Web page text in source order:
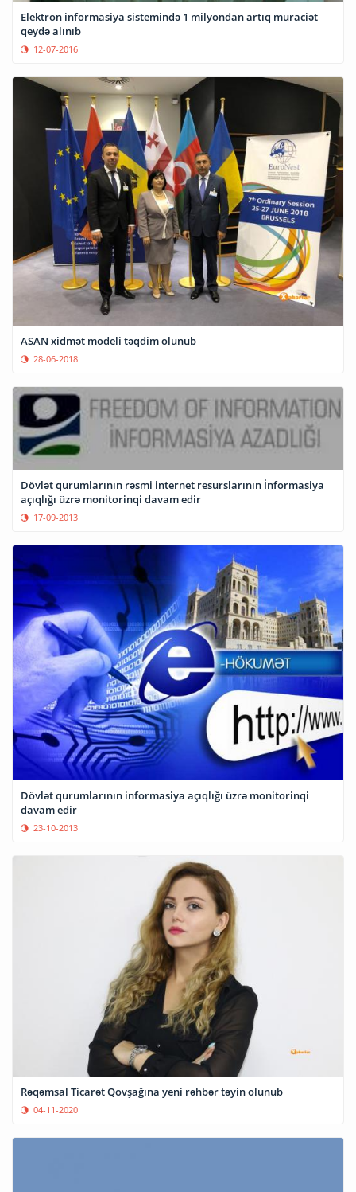
Elektron informasiya sistemində 1 milyondan artıq müraciət
qeydə alınıb
12-07-2016
ASAN xidmət modeli təqdim olunub
28-06-2018
Dövlət qurumlarının rəsmi internet resurslarının İnformasiya
açıqlığı üzrə monitorinqi davam edir
17-09-2013
Dövlət qurumlarının informasiya açıqlığı üzrə monitorinqi
davam edir
23-10-2013
Rəqəmsal Ticarət Qovşağına yeni rəhbər təyin olunub
04-11-2020